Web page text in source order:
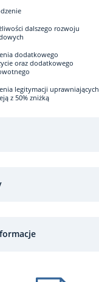
dalszego rozwoju
dodatkowego
oraz dodatkowego
legitymacji uprawniających
z 50% zniżką